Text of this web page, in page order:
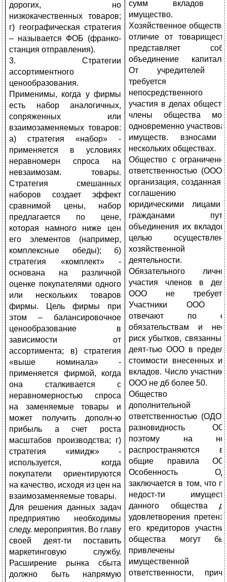
дорогих, но
низкокачественных товаров;
г) географическая стратегия
– называется ФОБ (франко-
станция отправления).
3. Стратегии
ассортиментного
ценообразования.
Применимы, когда у фирмы
есть набор аналогичных,
сопряженных или
взаимозаменяемых товаров:
а) стратегия «набор» -
применяется в условиях
неравномерн спроса на
невзаимозам. товары.
Стратегия смешанных
наборов создает эффект
сравнимой цены, набор
предлагается по цене,
которая намного ниже цен
его элементов (например,
комплексные обеды); б)
стратегия «комплект» -
основана на различной
оценке покупателями одного
или нескольких товаров
фирмы. Цель фирмы при
этом – балансировочное
ценообразование в
зависимости от
ассортимента; в) стратегия
«выше номинала» -
применяется фирмой, когда
она сталкивается с
неравномерностью спроса
на заменяемые товары и
может получить дополн-ю
прибыль а счет роста
масштабов производства; г)
стратегия «имидж» -
используется, когда
покупатели ориентируются
на качество, исходя из цен на
взаимозаменяемые товары.
Для решения данных задач
предприятию необходимы
следу. мероприятия. Во главу
своей деят-ти поста­вить
маркетинговую службу.
Расширение рынка сбыта
должно быть напрямую
сумм вкладов
имущество.
Хозяйственное
отличие от
представляет
объединение
От учредителей
требуется
непосредственного
участия в делах
члены общества
одновременно
имуществ. взносами
нескольких обществах.
Общество с
ответственностью (ООО)
организация, созданная
соглашению
юридическими лицами
гражданами
объединения их
целью
хозяйственной
деятельности.
Обязательного
участия членов в
ООО не
Участники ООО
отвечают по
обязательствам и
риск убытков,
деят-тью ООО в
стоимости внесенных
вкладов. Число
ООО не дб более 50.
Общество
дополнительной
ответственностью (ОДО)
разновидность
поэтому на
распространяются
общие правила
Особенность
заключается в том, что
недост-ти
данного общества
удовлетворения
его кредиторов
общества могут
привлечены
имущественной
ответственности,